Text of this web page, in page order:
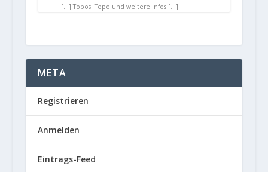
[…] Topos: Topo und weitere Infos […]
META
Registrieren
Anmelden
Eintrags-Feed